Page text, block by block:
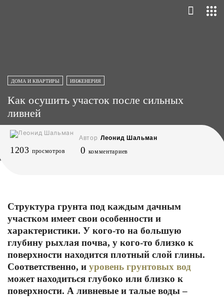
ДОМА И КВАРТИРЫ ИНЖЕНЕРИЯ
Как осушить участок после сильных
ливней
Автор Леонид Шальман
1203 просмотров 0 комментариев
Структура грунта под каждым дачным
участком имеет свои особенности и
характеристики. У кого-то на большую
глубину рыхлая почва, у кого-то близко к
поверхности находится плотный слой глины.
Соответственно, и уровень грунтовых вод
может находиться глубоко или близко к
поверхности. А ливневые и талые воды ‒